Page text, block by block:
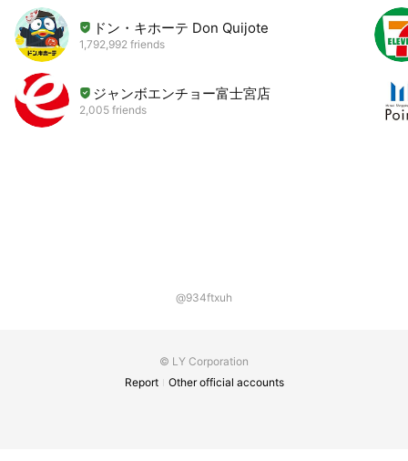
ドン・キホーテ Don Quijote
1,792,992 friends
ジャンボエンチョー富士宮店
2,005 friends
@934ftxuh
© LY Corporation
Report
Other official accounts